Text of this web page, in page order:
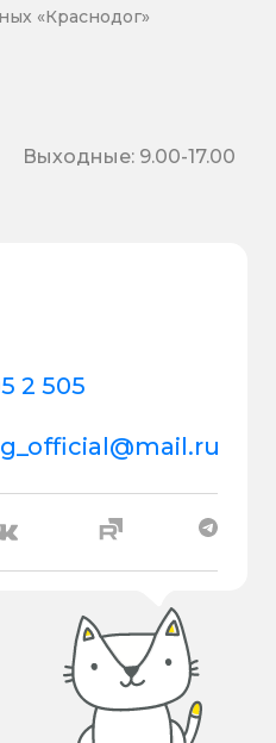
2 505
«Краснодог»
Выходные: 9.00-17.00